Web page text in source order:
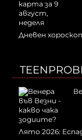
Дневен
Лято 2026: